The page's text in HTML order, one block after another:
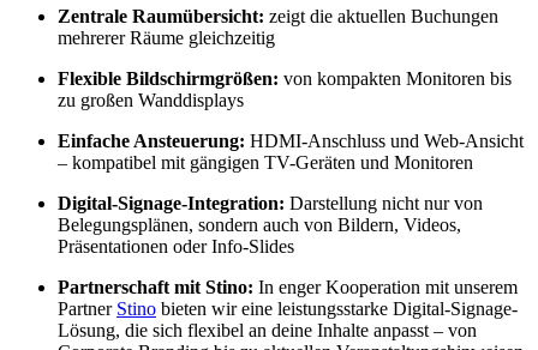
Zentrale Raumübersicht: zeigt die aktuellen Buchungen
mehrerer Räume gleichzeitig
Flexible Bildschirmgrößen: von kompakten Monitoren bis
zu großen Wanddisplays
Einfache Ansteuerung: HDMI-Anschluss und Web-Ansicht
– kompatibel mit gängigen TV-Geräten und Monitoren
Digital-Signage-Integration: Darstellung nicht nur von
Belegungsplänen, sondern auch von Bildern, Videos,
Präsentationen oder Info-Slides
Partnerschaft mit Stino: In enger Kooperation mit unserem
Partner Stino bieten wir eine leistungsstarke Digital-Signage-
Lösung, die sich flexibel an deine Inhalte anpasst – von